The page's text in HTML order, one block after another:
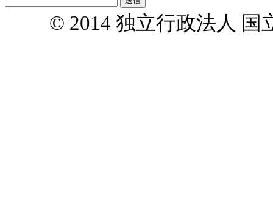
© 2014 独立行政法人 国